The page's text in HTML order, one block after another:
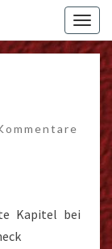
Kapitel bei